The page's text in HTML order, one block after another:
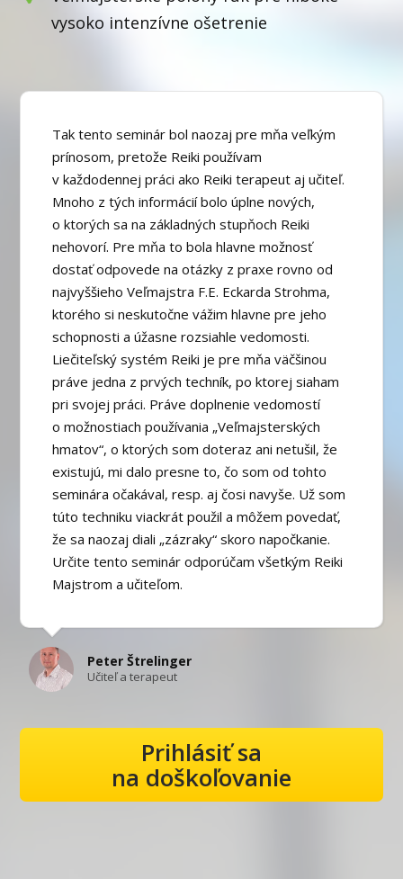
vysoko intenzívne ošetrenie
Tak tento seminár bol naozaj pre mňa veľkým
prínosom, pretože Reiki používam
v každodennej práci ako Reiki terapeut aj učiteľ.
Mnoho z tých informácií bolo úplne nových,
o ktorých sa na základných stupňoch Reiki
nehovorí. Pre mňa to bola hlavne možnosť
dostať odpovede na otázky z praxe rovno od
najvyššieho Veľmajstra F.E. Eckarda Strohma,
ktorého si neskutočne vážim hlavne pre jeho
schopnosti a úžasne rozsiahle vedomosti.
Liečiteľský systém Reiki je pre mňa väčšinou
práve jedna z prvých techník, po ktorej siaham
pri svojej práci. Práve doplnenie vedomostí
o možnostiach používania „Veľmajsterských
hmatov“, o ktorých som doteraz ani netušil, že
existujú, mi dalo presne to, čo som od tohto
seminára očakával, resp. aj čosi navyše. Už som
túto techniku viackrát použil a môžem povedať,
že sa naozaj diali „zázraky“ skoro napočkanie.
Určite tento seminár odporúčam všetkým Reiki
Majstrom a učiteľom.
Peter Štrelinger
Učiteľ a terapeut
Prihlásiť sa
na doškoľovanie